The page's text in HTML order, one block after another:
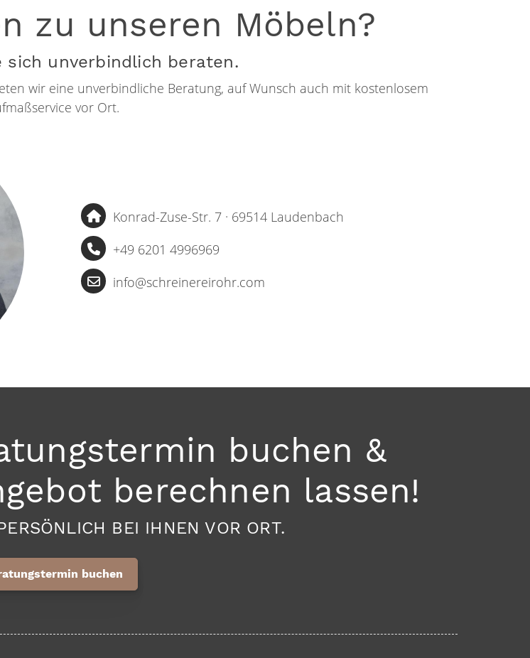
zu unseren Möbeln?
sich unverbindlich beraten.
wir eine unverbindliche Beratung, auf Wunsch auch mit kostenlosem
vor Ort.
Konrad-Zuse-Str. 7 · 69514 Laudenbach
+49 6201 4996969
info@schreinereirohr.com
buchen &
berechnen lassen!
BEI IHNEN VOR ORT.
buchen